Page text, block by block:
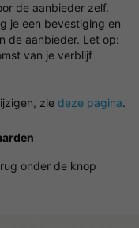
de aanbieder zelf.
je een bevestiging en
de aanbieder. Let op:
van je verblijf
zie deze pagina.
onder de knop